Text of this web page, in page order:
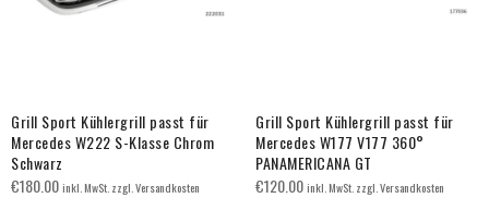
Grill Sport Kühlergrill passt für
Mercedes W222 S-Klasse Chrom
Schwarz
€180.00inkl. MwSt. zzgl. Versandkosten
Grill Sport Kühlergrill passt für
Mercedes W177 V177 360°
PANAMERICANA GT
€120.00inkl. MwSt. zzgl. Versandkosten